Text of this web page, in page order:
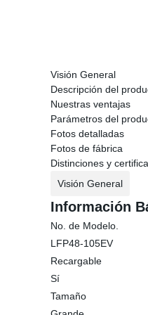
Visión General
Descripción del
Nuestras ventajas
Parámetros del
Fotos detalladas
Fotos de fábrica
Distinciones y
Visión General
Información
No. de Modelo.
LFP48-105EV
Recargable
Sí
Tamaño